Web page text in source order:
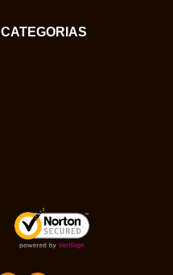
CATEGORIAS